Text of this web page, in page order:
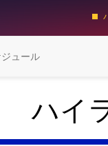
ジュール
ハイ